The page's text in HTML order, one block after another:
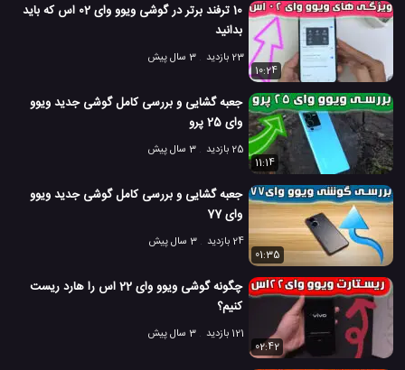
10 ترفند برتر در گوشی ویوو وای 02 اس که باید
بدانید
23 بازدید
3 سال پیش
10:24
جعبه گشایی و بررسی کامل گوشی جدید ویوو
وای 25 پرو
25 بازدید
3 سال پیش
11:14
جعبه گشایی و بررسی کامل گوشی جدید ویوو
وای 77
24 بازدید
3 سال پیش
01:35
چگونه گوشی ویوو وای 22 اس را هارد ریست
کنیم؟
121 بازدید
3 سال پیش
02:42